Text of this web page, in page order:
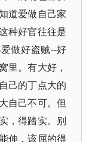
道爱做自己家
种好官往往是
做好盗贼--好
里。有大好，
己的丁点大的
自己不可。但
，得踏实。别
伸，该屈的得